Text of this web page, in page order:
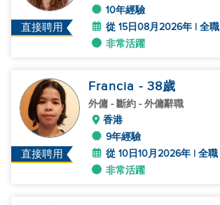
直接聘用
10年經驗
從 15日08月2026年 | 全職
非常活躍
直接聘用
Francia - 38歲
外傭 - 斷約 - 外傭辭職
香港
9年經驗
從 10日10月2026年 | 全職
非常活躍